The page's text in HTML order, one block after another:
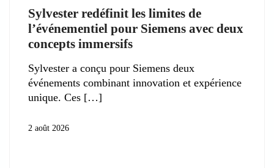
Sylvester redéfinit les limites de
l’événementiel pour Siemens avec deux
concepts immersifs
Sylvester a conçu pour Siemens deux
événements combinant innovation et expérience
unique. Ces
2 août 2026